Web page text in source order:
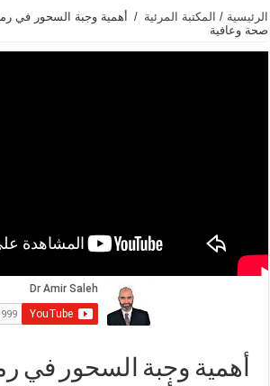
الرئيسية / المكتبة المرئية / أهمية وجبة السحور في
صحة وعافية
أهمية وجبة السحور في